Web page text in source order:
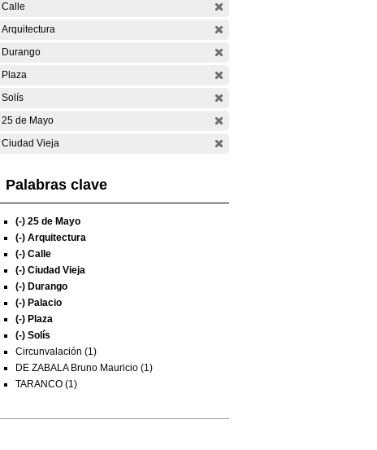
Calle
Arquitectura
Durango
Plaza
Solís
25 de Mayo
Ciudad Vieja
Palabras clave
(-) 25 de Mayo
(-) Arquitectura
(-) Calle
(-) Ciudad Vieja
(-) Durango
(-) Palacio
(-) Plaza
(-) Solís
Circunvalación (1)
DE ZABALA Bruno Mauricio (1)
TARANCO (1)